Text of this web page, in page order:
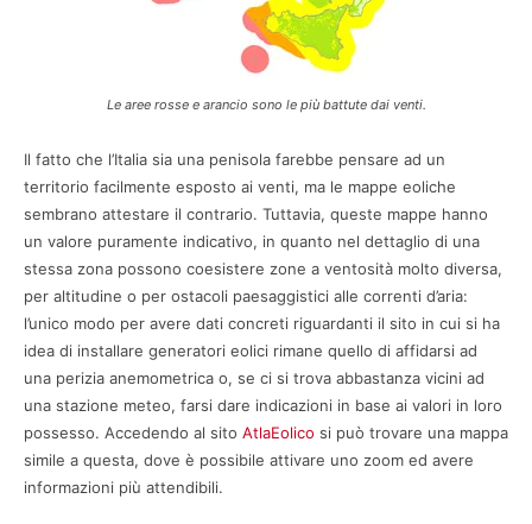
Le aree rosse e arancio sono le più battute dai venti.
Il fatto che l’Italia sia una penisola farebbe pensare ad un
territorio facilmente esposto ai venti, ma le mappe eoliche
sembrano attestare il contrario. Tuttavia, queste mappe hanno
un valore puramente indicativo, in quanto nel dettaglio di una
stessa zona possono coesistere zone a ventosità molto diversa,
per altitudine o per ostacoli paesaggistici alle correnti d’aria:
l’unico modo per avere dati concreti riguardanti il sito in cui si ha
idea di installare generatori eolici rimane quello di affidarsi ad
una perizia anemometrica o, se ci si trova abbastanza vicini ad
una stazione meteo, farsi dare indicazioni in base ai valori in loro
possesso. Accedendo al sito AtlaEolico si può trovare una mappa
simile a questa, dove è possibile attivare uno zoom ed avere
informazioni più attendibili.